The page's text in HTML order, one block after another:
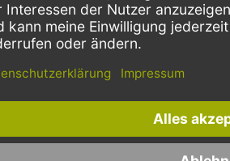
Schnelle Lieferung
Bestellungen bis 10 Uhr,
selben Tag verschickt.